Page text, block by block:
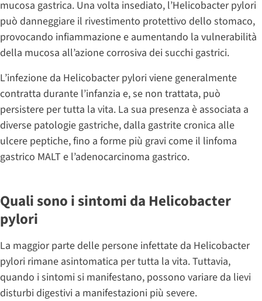
mucosa gastrica. Una volta insediato, l’Helicobacter pylori
può danneggiare il rivestimento protettivo dello stomaco,
provocando infiammazione e aumentando la vulnerabilità
della mucosa all’azione corrosiva dei succhi gastrici.
L’infezione da Helicobacter pylori viene generalmente
contratta durante l’infanzia e, se non trattata, può
persistere per tutta la vita. La sua presenza è associata a
diverse patologie gastriche, dalla gastrite cronica alle
ulcere peptiche, fino a forme più gravi come il linfoma
gastrico MALT e l’adenocarcinoma gastrico.
Quali sono i sintomi da Helicobacter
pylori
La maggior parte delle persone infettate da Helicobacter
pylori rimane asintomatica per tutta la vita. Tuttavia,
quando i sintomi si manifestano, possono variare da lievi
disturbi digestivi a manifestazioni più severe.